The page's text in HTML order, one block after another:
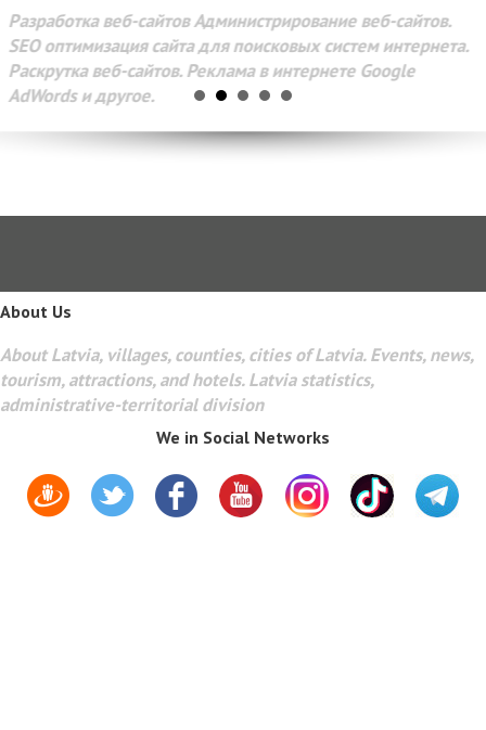
Разработка веб-сайтов Администрирование веб-сайтов.
SEO оптимизация сайта для поисковых систем интернета.
Раскрутка веб-сайтов. Реклама в интернете Google
AdWords и другое.
About Us
About Latvia, villages, counties, cities of Latvia. Events, news,
tourism, attractions, and hotels. Latvia statistics,
administrative-territorial division
We in Social Networks